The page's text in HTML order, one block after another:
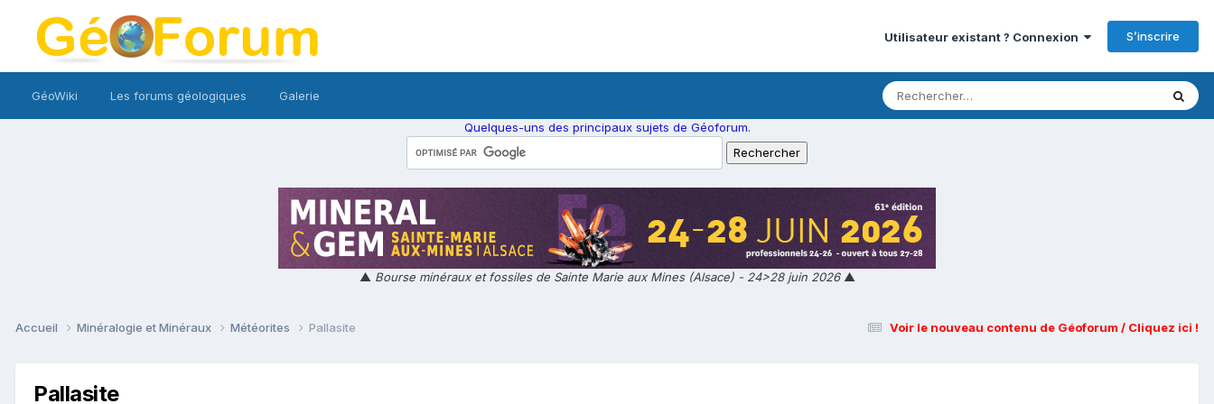
Utilisateur existant ? Connexion S’inscrire
GéoWiki Les forums géologiques Galerie
Quelques-uns des principaux sujets de Géoforum.
▲ Bourse minéraux et fossiles de Sainte Marie aux Mines (Alsace) - 24>28 juin 2026▲
Voir le nouveau contenu de Géoforum / Cliquez ici !
Accueil Minéralogie et Minéraux Météorites Pallasite
Pallasite